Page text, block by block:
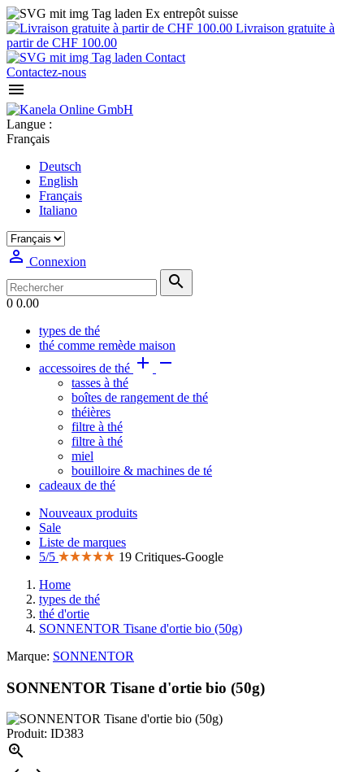
Ex entrepôt suisse
Livraison gratuite à
partir de CHF 100.00
Contact
Contactez-nous

Langue :
Français
Deutsch
English
Français
Italiano
 Connexion

0 0.00
types de thé
thé comme remède maison
accessoires de thé  
tasses à thé
boîtes de rangement de thé
théières
filtre à thé
filtre à thé
miel
bouilloire & machines de té
cadeaux de thé
Nouveaux produits
Sale
Liste de marques
5/5
19 Critiques-Google
Home
types de thé
thé d'ortie
SONNENTOR Tisane d'ortie bio (50g)
Marque: SONNENTOR
SONNENTOR Tisane d'ortie bio (50g)
Produit: ID383
